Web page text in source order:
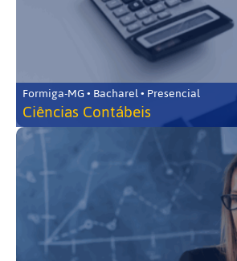
Formiga-MG • Bacharel • Presencial
Ciências Contábeis